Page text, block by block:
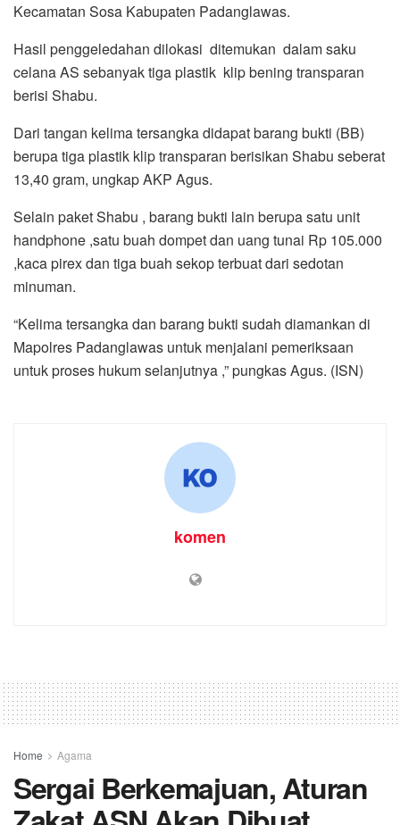
Kecamatan Sosa Kabupaten Padanglawas.
Hasil penggeledahan dilokasi ditemukan dalam saku
celana AS sebanyak tiga plastik klip bening transparan
berisi Shabu.
Dari tangan kelima tersangka didapat barang bukti (BB)
berupa tiga plastik klip transparan berisikan Shabu seberat
13,40 gram, ungkap AKP Agus.
Selain paket Shabu , barang bukti lain berupa satu unit
handphone ,satu buah dompet dan uang tunai Rp 105.000
,kaca pirex dan tiga buah sekop terbuat dari sedotan
minuman.
“Kelima tersangka dan barang bukti sudah diamankan di
Mapolres Padanglawas untuk menjalani pemeriksaan
untuk proses hukum selanjutnya ,” pungkas Agus. (ISN)
komen
Home Agama
Sergai Berkemajuan, Aturan